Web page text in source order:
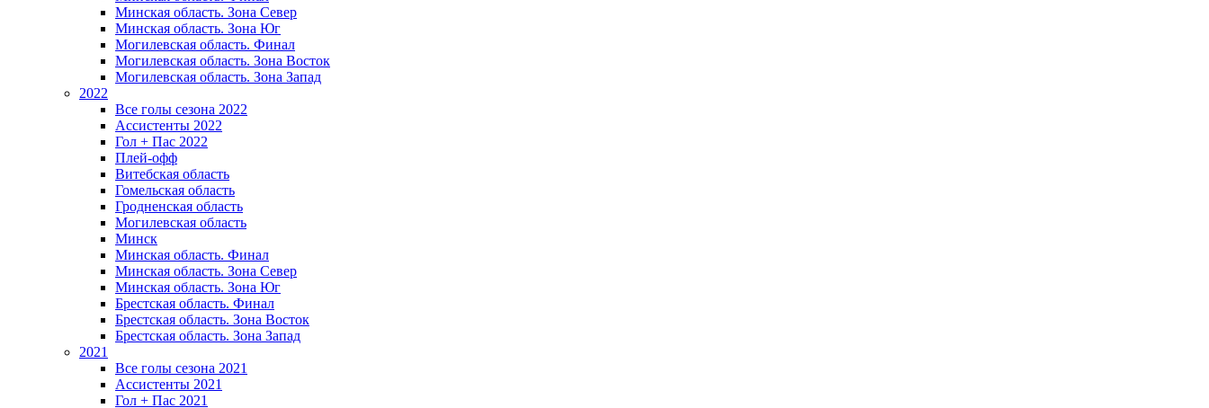
Минская область. Зона Север
Минская область. Зона Юг
Могилевская область. Финал
Могилевская область. Зона Восток
Могилевская область. Зона Запад
2022
Все голы сезона 2022
Ассистенты 2022
Гол + Пас 2022
Плей-офф
Витебская область
Гомельская область
Гродненская область
Могилевская область
Минск
Mинская область. Финал
Минская область. Зона Север
Минская область. Зона Юг
Брестская область. Финал
Брестская область. Зона Восток
Брестская область. Зона Запад
2021
Все голы сезона 2021
Ассистенты 2021
Гол + Пас 2021